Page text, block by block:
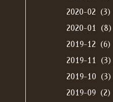
2020-02（3）
2020-01（8）
2019-12（6）
2019-11（3）
2019-10（3）
2019-09（2）